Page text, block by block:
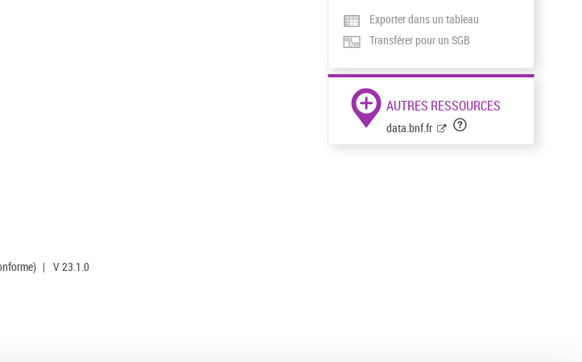
Exporter dans un tableau
Transférer pour un SGB
AUTRES RESSOURCES
data.bnf.fr
| V 23.1.0